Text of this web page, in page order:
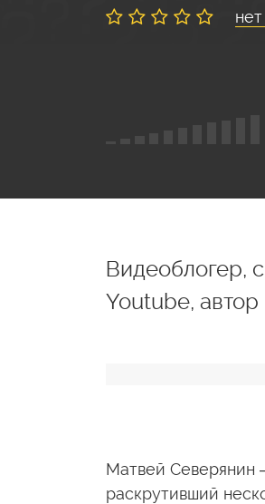
Видеоблогер,
Youtube, автор
Матвей Северянин
раскрутивший